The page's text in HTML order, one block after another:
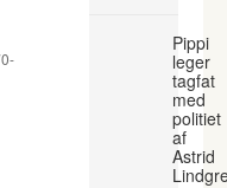
Pippi
leger
tagfat
med
politiet
af
Astrid